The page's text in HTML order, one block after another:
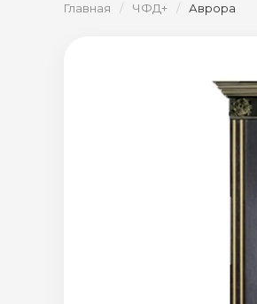
Главная / ЧФД+ / Аврора